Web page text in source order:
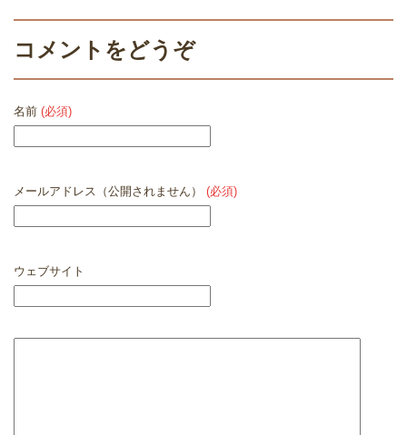
コメントをどうぞ
名前 (必須)
メールアドレス（公開されません） (必須)
ウェブサイト